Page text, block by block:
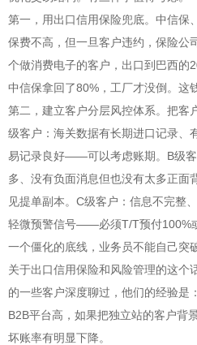
第一，用出口信用保险兜底。中信保
保费不高，但一旦客户违约，保险公
个做消费电子的客户，出口到巴西的
中信保拿回了80%，工厂才没倒。这
第二，建立客户分层风控体系。把客
级客户：海关数据有长期进口记录、
易记录良好——可以考虑账期。B级
多、没有负面消息但也没有太多正
见提单副本。C级客户：信息不完整
轻微预警信号——必须T/T预付100%
一个僵化的底线，业务员不能自己突破
关于出口信用保险和风险管理的这个
的一些客户深度聊过，他们的经验是
B2B平台高，如果把独立站的客户背
坏账率有明显下降。